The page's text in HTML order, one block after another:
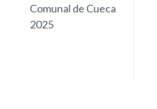
Comunal de Cueca
2025